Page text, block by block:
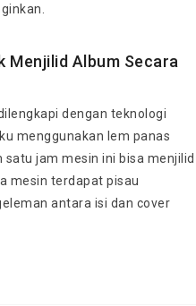
Menjilid Album Secara
dengan teknologi
menggunakan lem panas
jam mesin ini bisa menjilid
mesin terdapat pisau
antara isi dan cover